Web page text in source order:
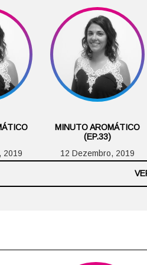
2019
MINUTO AROMÁTICO
(EP.33)
12 Dezembro, 2019